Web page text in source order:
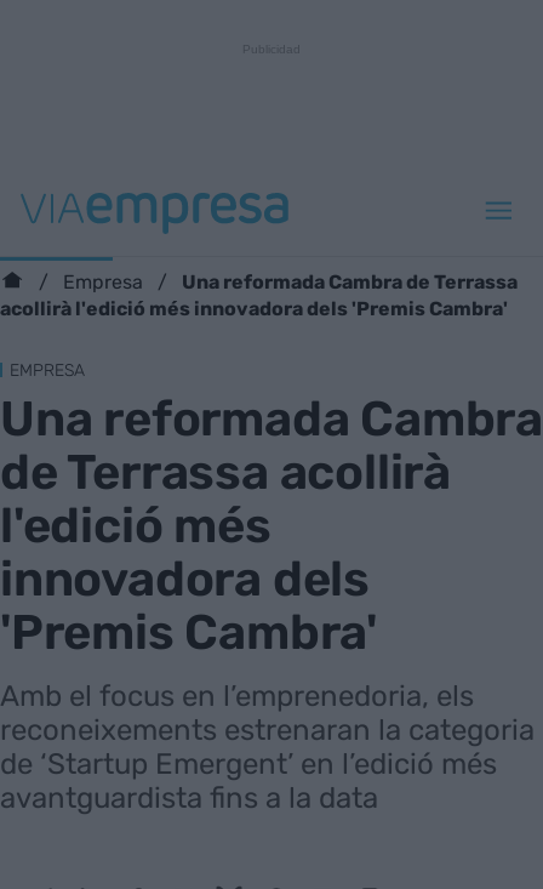
Empresa
Una reformada Cambra de Terrassa
acollirà l'edició més innovadora dels 'Premis Cambra'
EMPRESA
Una reformada Cambra
de Terrassa acollirà
l'edició més
innovadora dels
'Premis Cambra'
Amb el focus en l’emprenedoria, els
reconeixements estrenaran la categoria
de ‘Startup Emergent’ en l’edició més
avantguardista fins a la data